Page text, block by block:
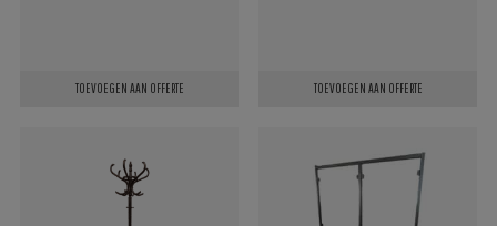
TOEVOEGEN AAN OFFERTE TOEVOEGEN AAN OFFERTE